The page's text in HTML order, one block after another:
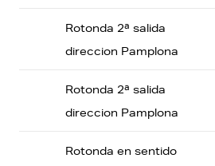
Rotonda 2ª salida
direccion Pamplona
Rotonda 2ª salida
direccion Pamplona
Rotonda en sentido